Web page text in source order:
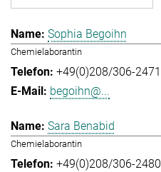
Sophia Begoihn
Chemielaborantin
+49(0)208/306-2471
begoihn@...
Sara Benabid
Chemielaborantin
+49(0)208/306-2480